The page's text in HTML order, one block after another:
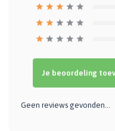
Je beoordeling
Geen reviews gevonden...